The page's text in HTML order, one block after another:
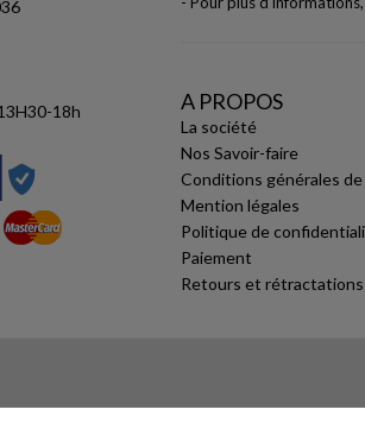
18h A PROPOS
La société
Nos Savoir-faire
Conditions générales
Mention légales
Politique de
Paiement
Retours et rétractations